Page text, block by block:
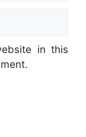
in this